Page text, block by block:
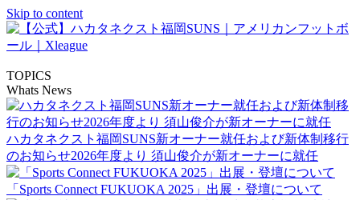
Skip to content
TOPICS
Whats News
ハカタネクスト福岡SUNS新オーナー就任および新体制移行
のお知らせ2026年度より 須山俊介が新オーナーに就任
「Sports Connect FUKUOKA 2025」出展・登壇について